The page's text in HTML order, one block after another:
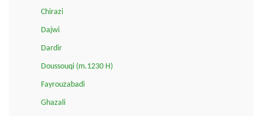
Chirazi
Dajwi
Dardir
Doussouqi (m.1230 H)
Fayrouzabadi
Ghazali